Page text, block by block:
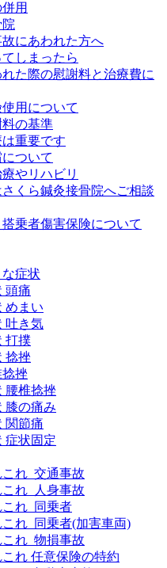
用
にあわれた方へ
しまったら
た際の慰謝料と治療費に
用について
の基準
重要です
ついて
やリハビリ
くら鍼灸接骨院へご相談
乗者傷害保険について
症状
頭痛
めまい
吐き気
打撲
捻挫
挫
腰椎捻挫
膝の痛み
関節痛
症状固定
れ_交通事故
れ_人身事故
れ_同乗者
れ_同乗者(加害車両)
れ_物損事故
れ 任意保険の特約